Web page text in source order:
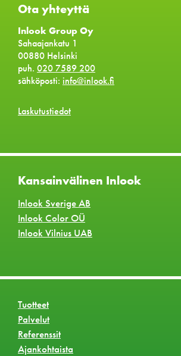
Ota yhteyttä
Inlook Group Oy
Sahaajankatu 1
00880 Helsinki
puh. 020 7589 200
sähköposti: info@inlook.fi
Laskutustiedot
Kansainvälinen Inlook
Inlook Sverige AB
Inlook Color OÜ
Inlook Vilnius UAB
Tuotteet
Palvelut
Referenssit
Ajankohtaista